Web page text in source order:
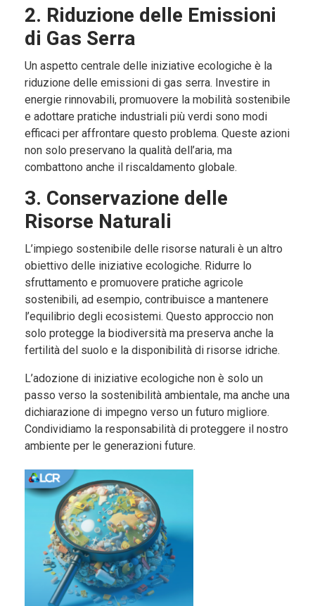
2. Riduzione delle Emissioni
di Gas Serra
Un aspetto centrale delle iniziative ecologiche è la
riduzione delle emissioni di gas serra. Investire in
energie rinnovabili, promuovere la mobilità sostenibile
e adottare pratiche industriali più verdi sono modi
efficaci per affrontare questo problema. Queste azioni
non solo preservano la qualità dell’aria, ma
combattono anche il riscaldamento globale.
3. Conservazione delle
Risorse Naturali
L’impiego sostenibile delle risorse naturali è un altro
obiettivo delle iniziative ecologiche. Ridurre lo
sfruttamento e promuovere pratiche agricole
sostenibili, ad esempio, contribuisce a mantenere
l’equilibrio degli ecosistemi. Questo approccio non
solo protegge la biodiversità ma preserva anche la
fertilità del suolo e la disponibilità di risorse idriche.
L’adozione di iniziative ecologiche non è solo un
passo verso la sostenibilità ambientale, ma anche una
dichiarazione di impegno verso un futuro migliore.
Condividiamo la responsabilità di proteggere il nostro
ambiente per le generazioni future.